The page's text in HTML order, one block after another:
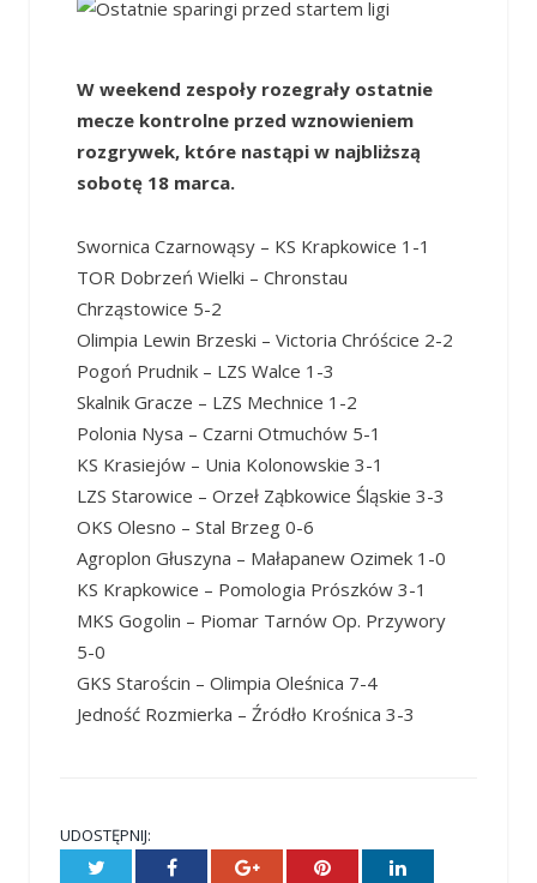
W weekend zespoły rozegrały ostatnie
mecze kontrolne przed wznowieniem
rozgrywek, które nastąpi w najbliższą
sobotę 18 marca.
Swornica Czarnowąsy – KS Krapkowice 1-1
TOR Dobrzeń Wielki – Chronstau
Chrząstowice 5-2
Olimpia Lewin Brzeski – Victoria Chróścice 2-2
Pogoń Prudnik – LZS Walce 1-3
Skalnik Gracze – LZS Mechnice 1-2
Polonia Nysa – Czarni Otmuchów 5-1
KS Krasiejów – Unia Kolonowskie 3-1
LZS Starowice – Orzeł Ząbkowice Śląskie 3-3
OKS Olesno – Stal Brzeg 0-6
Agroplon Głuszyna – Małapanew Ozimek 1-0
KS Krapkowice – Pomologia Prószków 3-1
MKS Gogolin – Piomar Tarnów Op. Przywory
5-0
GKS Starościn – Olimpia Oleśnica 7-4
Jedność Rozmierka – Źródło Krośnica 3-3
UDOSTĘPNIJ:
Twitter Facebook Google+ Pinterest LinkedIn